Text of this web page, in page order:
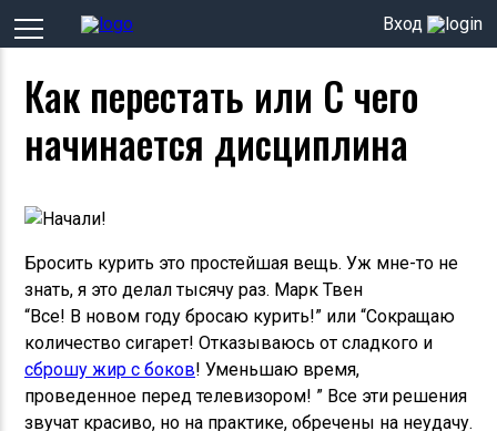
Вход
Как перестать или С чего
начинается дисциплина
Бросить курить это простейшая вещь. Уж мне-то не
знать, я это делал тысячу раз. Марк Твен
“Все! В новом году бросаю курить!” или “Сокращаю
количество сигарет! Отказываюсь от сладкого и
сброшу жир с боков! Уменьшаю время,
проведенное перед телевизором! ” Все эти решения
звучат красиво, но на практике, обречены на неудачу.